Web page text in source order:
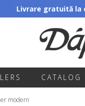
Livrare gratuită la
CATALOG
modern